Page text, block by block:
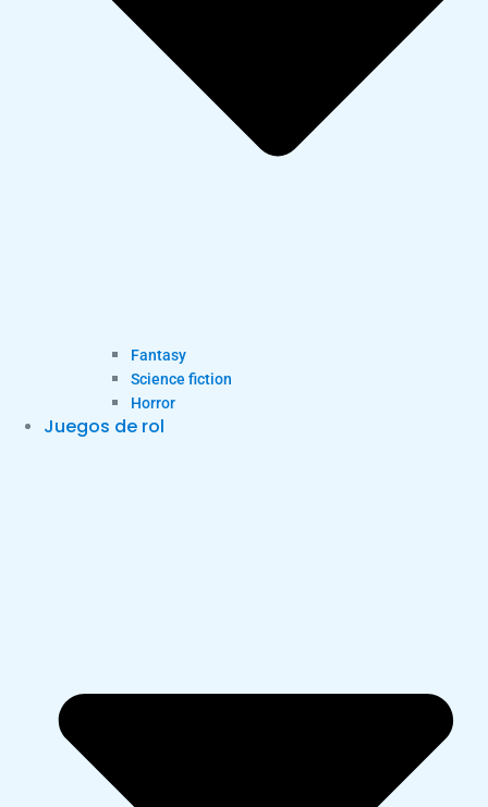
Fantasy
Science fiction
Horror
Juegos de rol